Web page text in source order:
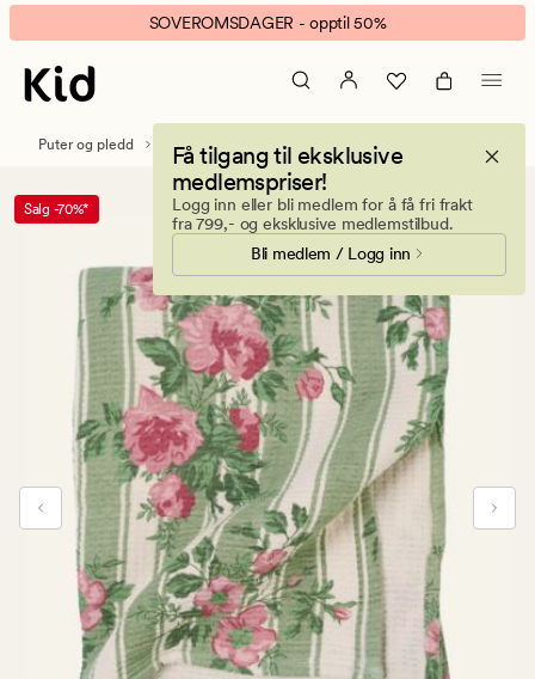
Flowerjoy
pledd
multi
grønn
banner.
Klikk
ESCAPE
pause.
SOVEROMSDAGER - opptil 50%
Få tilgang til eksklusive
medlemspriser!
Logg inn eller bli medlem for å få fri frakt
fra 799,- og eksklusive medlemstilbud.
Bli medlem / Logg inn
Puter og pledd Pledd
Salg -70%*